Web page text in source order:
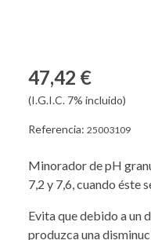
47,42 €
(I.G.I.C. 7% incluido)
Referencia: 25003109
Minorador de pH
7,2 y 7,6, cuando éste
Evita que debido a un
produzca una